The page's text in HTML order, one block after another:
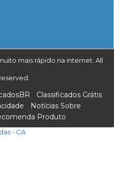
mais rápido na internet. All
Classificados Grátis
Notícias Sobre
Produto
- CA